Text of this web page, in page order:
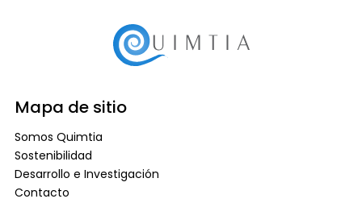
Mapa de sitio
Somos Quimtia
Sostenibilidad
Desarrollo e Investigación
Contacto